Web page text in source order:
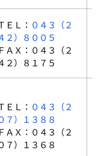
ＥＬ： ０４３（２
２）８００５
ＦＡＸ：０４３（２
２）８１７５
ＥＬ： ０４３（２
７）１３８８
ＦＡＸ：０４３（２
７）１３６８